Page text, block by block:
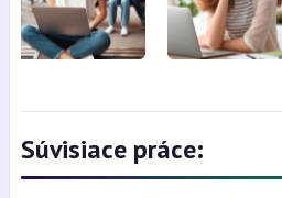
Súvisiace práce: